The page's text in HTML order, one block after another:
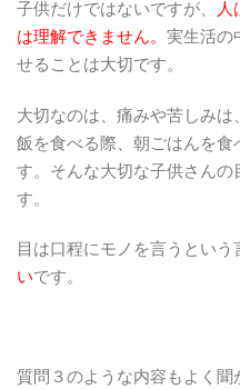
子供だけではないですが、
人
は理解できません。 実生活の
せることは大切です。
大切なのは、痛みや苦しみは
飯を食べる際、朝ごはんを食
す。そんな大切な子供さん
す。
目は口程にモノを言うという
いです。
質問３のような内容もよく